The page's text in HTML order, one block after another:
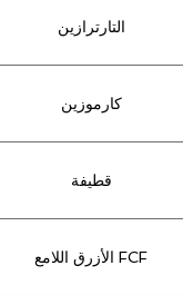
التارترازين
كارموزين
قطيفة
الأزرق اللامع FCF